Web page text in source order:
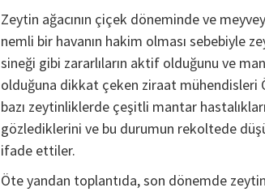
Zeytin ağacının çiçek döneminde ve
nemli bir havanın hakim olması sebebiyle
sineği gibi zararlıların aktif olduğunu ve
olduğuna dikkat çeken ziraat mühendisleri
bazı zeytinliklerde çeşitli mantar
gözlediklerini ve bu durumun rekoltede
ifade ettiler.
Öte yandan toplantıda, son dönemde